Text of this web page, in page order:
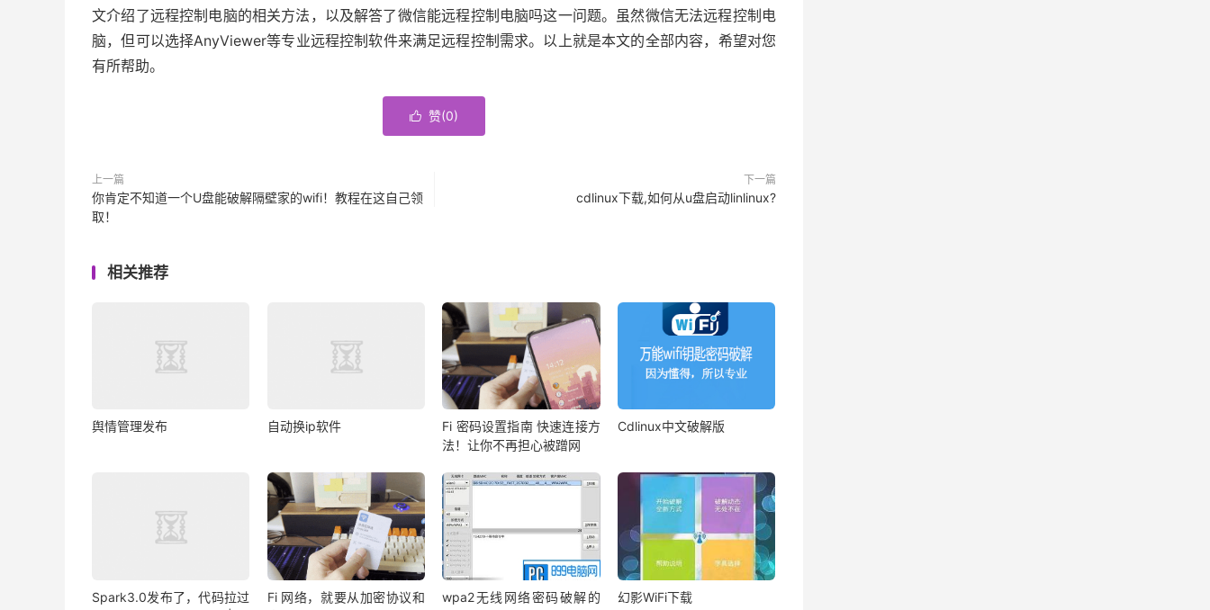
文介绍了远程控制电脑的相关方法，以及解答了微信能远程控制电脑吗这一问题。虽然微信无法远程控制电
脑，但可以选择AnyViewer等专业远程控制软件来满足远程控制需求。以上就是本文的全部内容，希望对您
有所帮助。
 赞(0)
上一篇
你肯定不知道一个U盘能破解隔壁家的wifi！教程在这自己领
取！
下一篇
cdlinux下载,如何从u盘启动linlinux?
相关推荐
舆情管理发布 自动换ip软件
Fi 密码设置指南 快速连接方
法！让你不再担心被蹭网
Cdlinux中文破解版
Spark3.0发布了，代码拉过
Fi 网络，就要从加密协议和
wpa2无线网络密码破解的
幻影WiFi下载